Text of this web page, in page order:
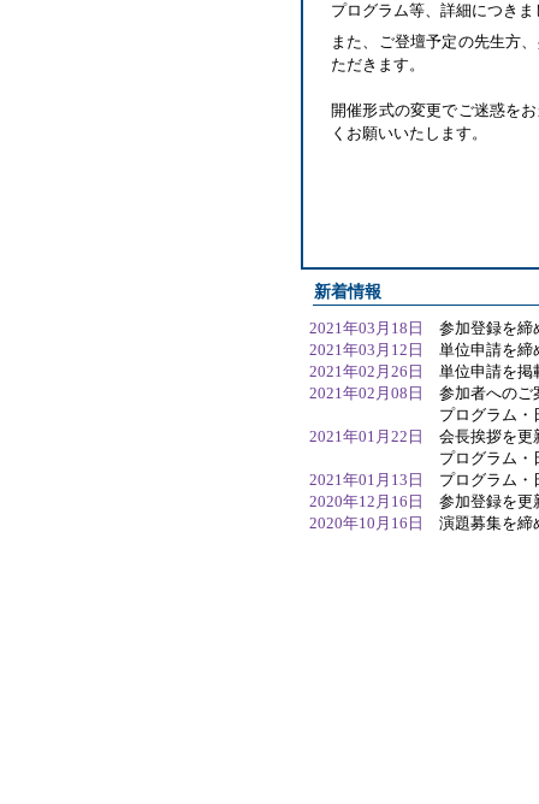
プログラム等、詳細につき
また、ご登壇予定の先生方
ただきます。
開催形式の変更でご迷惑を
くお願いいたします。
新着情報
2021年03月18日
参加登録を締
2021年03月12日
単位申請を締
2021年02月26日
単位申請を掲
2021年02月08日
参加者へのご
プログラム・
2021年01月22日
会長挨拶を更
プログラム・
2021年01月13日
プログラム・
2020年12月16日
参加登録を更
2020年10月16日
演題募集を締